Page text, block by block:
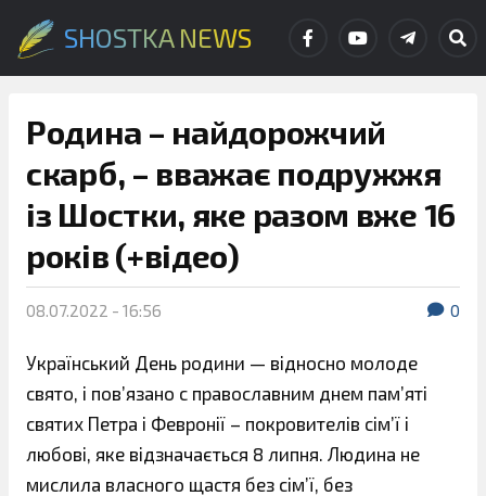
SHOSTKA NEWS
Родина – найдорожчий
скарб, – вважає подружжя
із Шостки, яке разом вже 16
років (+відео)
08.07.2022 - 16:56 0
Український День родини — відносно молоде
свято, і пов’язано с православним днем пам’яті
святих Петра і Февронії – покровителів сім’ї і
любові, яке відзначається 8 липня. Людина не
мислила власного щастя без сім’ї, без